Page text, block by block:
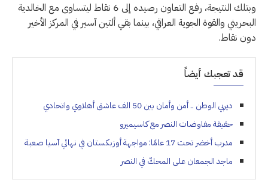
وبتلك النتيجة، رفع التعاون رصيده إلى 6 نقاط ليتساوى مع الخالدية
البحريني والقوة الجوية العراقي، بينما بقي ألتين آسير في المركز الأخير
دون نقاط.
قد تعجبك أيضاً
ديربي الوطن .. أمن وأمان بين 50 الف عاشق أهلاوي واتحادي
حقيقة مفاوضات النصر مع كاسيميرو
مدرب أخضر تحت 17 عامًا: مواجهة أوزبكستان في نهائي آسيا صعبة
ماجد الجمعان على المحكّ في النصر